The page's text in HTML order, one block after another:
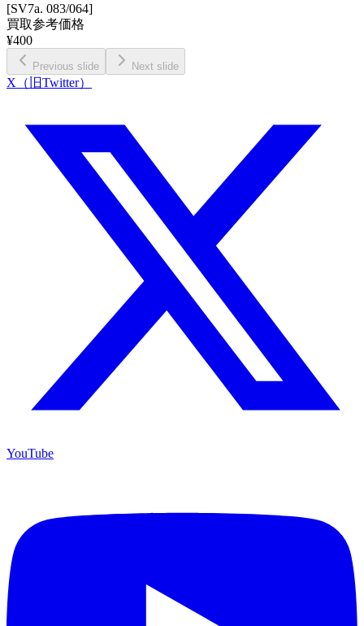
[SV7a. 083/064]
買取参考価格
¥400
Previous slide Next slide
X（旧Twitter）
YouTube